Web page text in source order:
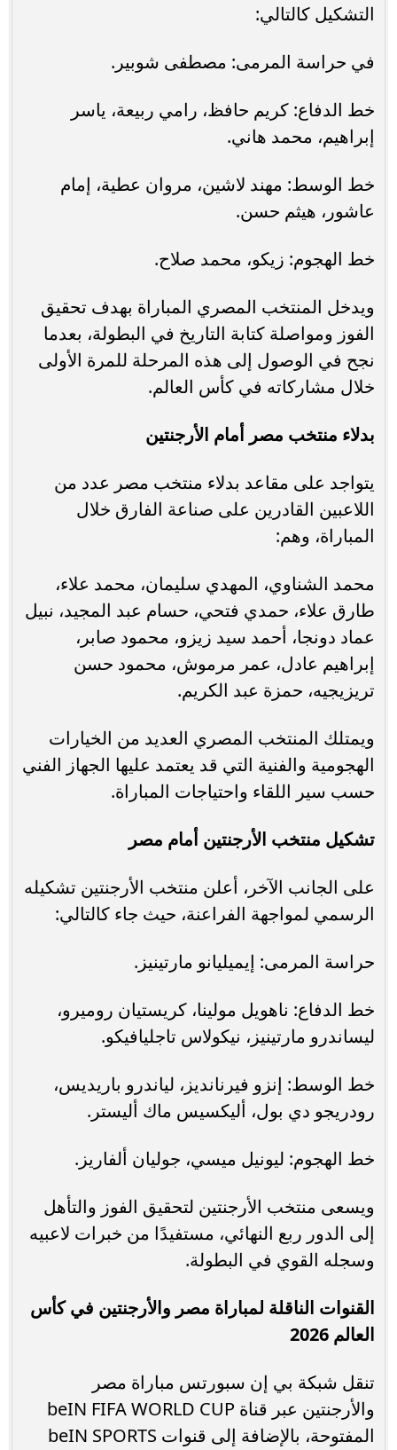
التشكيل كالتالي:
في حراسة المرمى: مصطفى شوبير.
خط الدفاع: كريم حافظ، رامي ربيعة، ياسر
إبراهيم، محمد هاني.
خط الوسط: مهند لاشين، مروان عطية، إمام
عاشور، هيثم حسن.
خط الهجوم: زيكو، محمد صلاح.
ويدخل المنتخب المصري المباراة بهدف تحقيق
الفوز ومواصلة كتابة التاريخ في البطولة، بعدما
نجح في الوصول إلى هذه المرحلة للمرة الأولى
خلال مشاركاته في كأس العالم.
بدلاء منتخب مصر أمام الأرجنتين
يتواجد على مقاعد بدلاء منتخب مصر عدد من
اللاعبين القادرين على صناعة الفارق خلال
المباراة، وهم:
محمد الشناوي، المهدي سليمان، محمد علاء،
طارق علاء، حمدي فتحي، حسام عبد المجيد، نبيل
عماد دونجا، أحمد سيد زيزو، محمود صابر،
إبراهيم عادل، عمر مرموش، محمود حسن
تريزيجيه، حمزة عبد الكريم.
ويمتلك المنتخب المصري العديد من الخيارات
الهجومية والفنية التي قد يعتمد عليها الجهاز الفني
حسب سير اللقاء واحتياجات المباراة.
تشكيل منتخب الأرجنتين أمام مصر
على الجانب الآخر، أعلن منتخب الأرجنتين تشكيله
الرسمي لمواجهة الفراعنة، حيث جاء كالتالي:
حراسة المرمى: إيميليانو مارتينيز.
خط الدفاع: ناهويل مولينا، كريستيان روميرو،
ليساندرو مارتينيز، نيكولاس تاجليافيكو.
خط الوسط: إنزو فيرنانديز، لياندرو باريديس،
رودريجو دي بول، أليكسيس ماك أليستر.
خط الهجوم: ليونيل ميسي، جوليان ألفاريز.
ويسعى منتخب الأرجنتين لتحقيق الفوز والتأهل
إلى الدور ربع النهائي، مستفيدًا من خبرات لاعبيه
وسجله القوي في البطولة.
القنوات الناقلة لمباراة مصر والأرجنتين في كأس
العالم 2026
تنقل شبكة بي إن سبورتس مباراة مصر
والأرجنتين عبر قناة beIN FIFA WORLD CUP
المفتوحة، بالإضافة إلى قنوات beIN SPORTS